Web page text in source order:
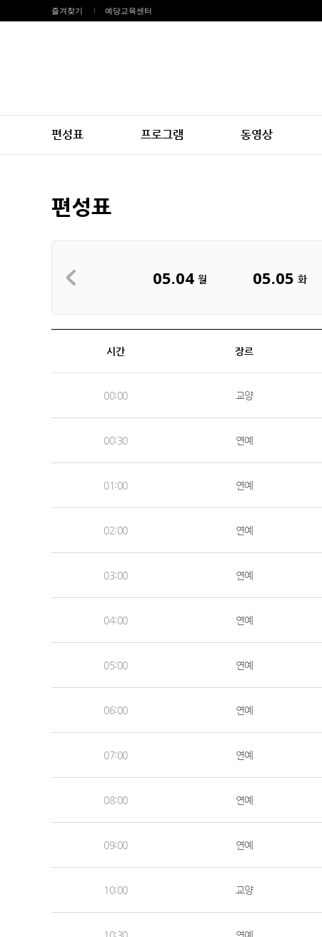
즐겨찾기 예당교육센터
편성표 프로그램 동영상
편성표
05.04 월 05.05 화
시간 장르
00:00 교양
00:30 연예
01:00 연예
02:00 연예
03:00 연예
04:00 연예
05:00 연예
06:00 연예
07:00 연예
08:00 연예
09:00 연예
10:00 교양